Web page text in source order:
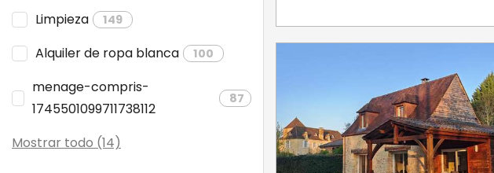
Limpieza 149
Alquiler de ropa blanca 100
menage-compris-
1745501099711738112
87
Mostrar todo (14)